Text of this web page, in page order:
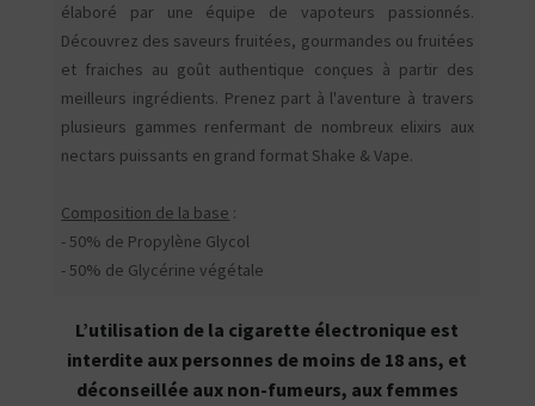
élaboré par une équipe de vapoteurs passionnés.
Découvrez des saveurs fruitées, gourmandes ou fruitées
et fraiches au goût authentique conçues à partir des
meilleurs ingrédients. Prenez part à l'aventure à travers
plusieurs gammes renfermant de nombreux elixirs aux
nectars puissants en grand format Shake & Vape.
Composition de la base :
- 50% de Propylène Glycol
- 50% de Glycérine végétale
L’utilisation de la cigarette électronique est
interdite aux personnes de moins de 18 ans, et
déconseillée aux non-fumeurs, aux femmes